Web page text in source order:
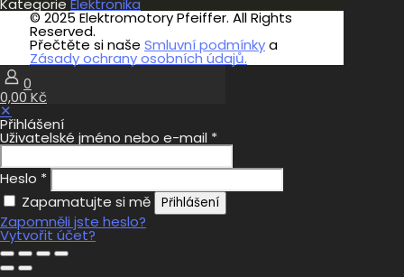
Kategorie Elektronika
© 2025 Elektromotory Pfeiffer. All Rights
Reserved.
Přečtěte si naše Smluvní podmínkya
Zásady ochrany osobních údajů.
0
0,00 Kč
✕
Přihlášení
Uživatelské jméno nebo e-mail *
Heslo *
Zapamatujte si mě
Přihlášení
Zapomněli jste heslo?
Vytvořit účet?